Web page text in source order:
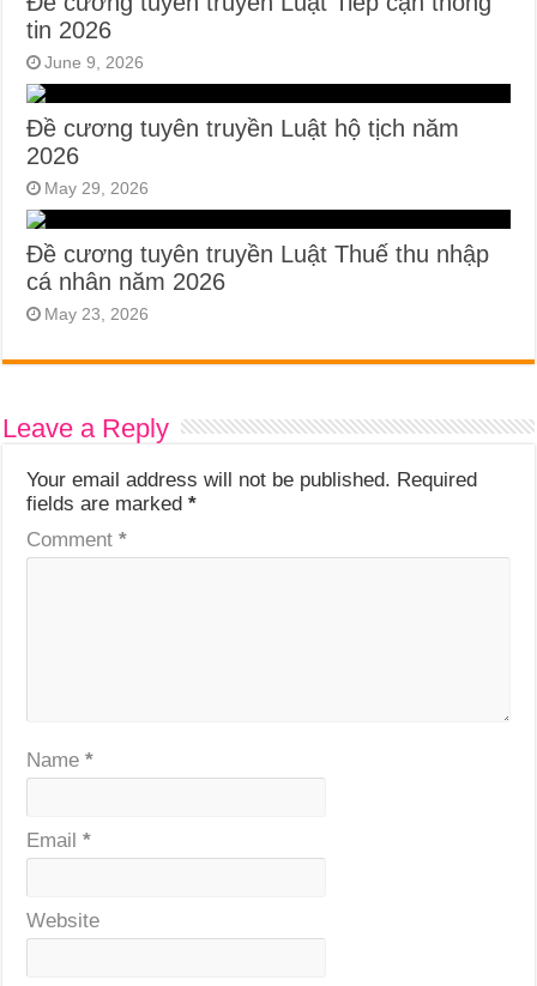
tin 2026
June 9, 2026
Đề cương tuyên truyền Luật hộ tịch năm
2026
May 29, 2026
Đề cương tuyên truyền Luật Thuế thu nhập
cá nhân năm 2026
May 23, 2026
Leave a Reply
Your email address will not be published. Required
fields are marked*
Comment*
Name*
Email*
Website